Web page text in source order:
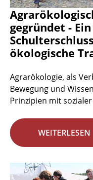
gegründet -
ökologische
Agrarökologie, als
Bewegung und
Prinzipien mit
WEITERLESEN